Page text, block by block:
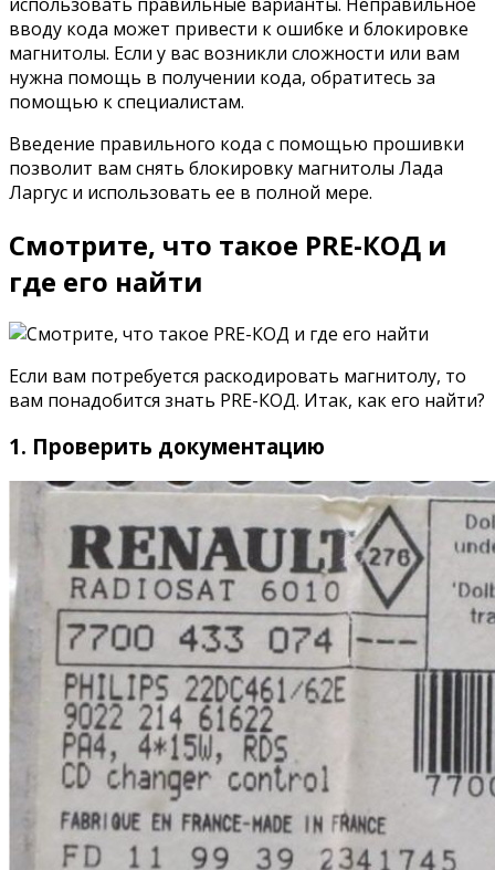
вводу кода может привести к ошибке и блокировке
магнитолы. Если у вас возникли сложности или вам
нужна помощь в получении кода, обратитесь за
помощью к специалистам.
Введение правильного кода с помощью прошивки
позволит вам снять блокировку магнитолы Лада
Ларгус и использовать ее в полной мере.
Смотрите, что такое PRE-КОД и
где его найти
Если вам потребуется раскодировать магнитолу, то
вам понадобится знать PRE-КОД. Итак, как его найти?
1. Проверить документацию